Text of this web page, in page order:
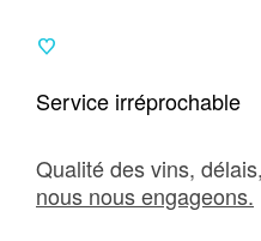
Service irréprochable
Qualité des vins,
nous nous engageons.